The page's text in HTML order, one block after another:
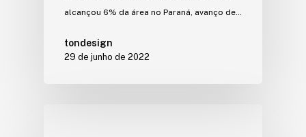
alcançou 6% da área no Paraná, avanço de…
tondesign
29 de junho de 2022